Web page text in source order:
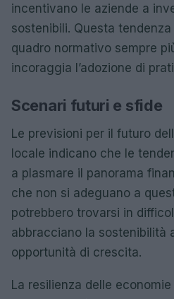
incentivano le aziende a
sostenibili. Questa
quadro normativo sempre
incoraggia l’adozione di
Scenari futuri e sfide
Le previsioni per il futuro
locale indicano che le
a plasmare il panorama
che non si adeguano a
potrebbero trovarsi in
abbracciano la sostenibilità
opportunità di crescita.
La resilienza delle